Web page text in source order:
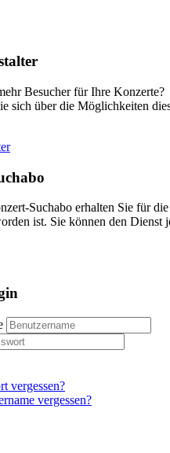
Besucher für Ihre Konzerte?
sich über die Möglichkeiten
Suchabo erhalten Sie für
ist. Sie können den Dienst
vergessen?
vergessen?